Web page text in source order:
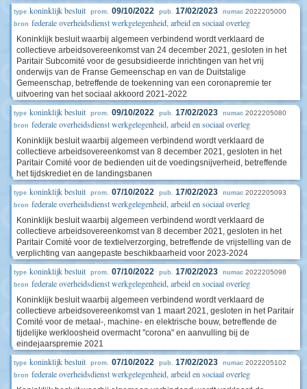
type koninklijk besluit prom. 09/10/2022 pub. 17/02/2023 numac 2022205000
bron federale overheidsdienst werkgelegenheid, arbeid en sociaal overleg
Koninklijk besluit waarbij algemeen verbindend wordt verklaard de
collectieve arbeidsovereenkomst van 24 december 2021, gesloten in het
Paritair Subcomité voor de gesubsidieerde inrichtingen van het vrij
onderwijs van de Franse Gemeenschap en van de Duitstalige
Gemeenschap, betreffende de toekenning van een coronapremie ter
uitvoering van het sociaal akkoord 2021-2022
type koninklijk besluit prom. 09/10/2022 pub. 17/02/2023 numac 2022205080
bron federale overheidsdienst werkgelegenheid, arbeid en sociaal overleg
Koninklijk besluit waarbij algemeen verbindend wordt verklaard de
collectieve arbeidsovereenkomst van 8 december 2021, gesloten in het
Paritair Comité voor de bedienden uit de voedingsnijverheid, betreffende
het tijdskrediet en de landingsbanen
type koninklijk besluit prom. 07/10/2022 pub. 17/02/2023 numac 2022205093
bron federale overheidsdienst werkgelegenheid, arbeid en sociaal overleg
Koninklijk besluit waarbij algemeen verbindend wordt verklaard de
collectieve arbeidsovereenkomst van 8 december 2021, gesloten in het
Paritair Comité voor de textielverzorging, betreffende de vrijstelling van de
verplichting van aangepaste beschikbaarheid voor 2023-2024
type koninklijk besluit prom. 07/10/2022 pub. 17/02/2023 numac 2022205098
bron federale overheidsdienst werkgelegenheid, arbeid en sociaal overleg
Koninklijk besluit waarbij algemeen verbindend wordt verklaard de
collectieve arbeidsovereenkomst van 1 maart 2021, gesloten in het Paritair
Comité voor de metaal-, machine- en elektrische bouw, betreffende de
tijdelijke werkloosheid overmacht "corona" en aanvulling bij de
eindejaarspremie 2021
type koninklijk besluit prom. 07/10/2022 pub. 17/02/2023 numac 2022205102
bron federale overheidsdienst werkgelegenheid, arbeid en sociaal overleg